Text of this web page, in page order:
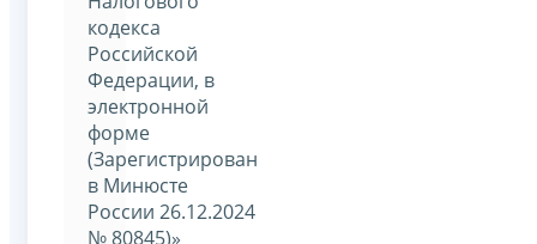
кодекса
Российской
Федерации, в
электронной
форме
(Зарегистрирован
в Минюсте
России 26.12.2024
№ 80845)»